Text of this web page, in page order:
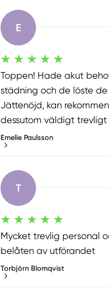
E
Toppen! Hade akut
städning och de löste
Jättenöjd, kan
dessutom väldigt trevligt
Emelie Paulsson
T
Mycket trevlig personal
belåten av utförandet
Torbjörn Blomqvist